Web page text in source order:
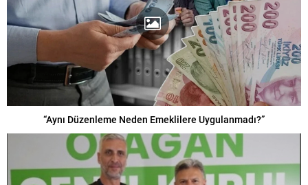
“Aynı Düzenleme Neden Emeklilere Uygulanmadı?”